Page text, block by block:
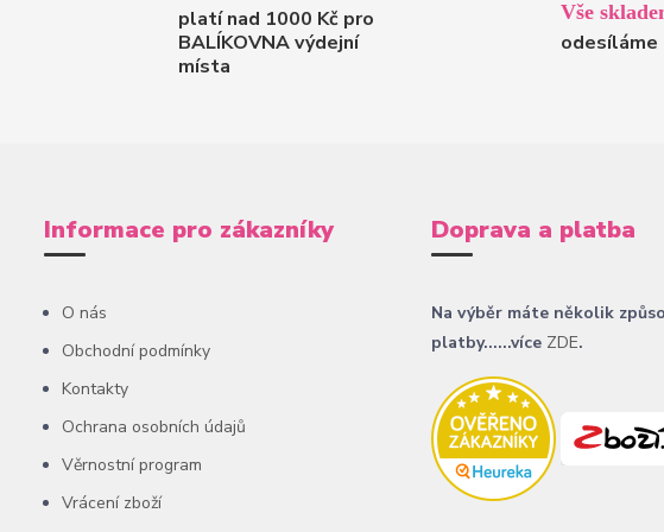
platí nad 1000 Kč pro
BALÍKOVNA výdejní
místa
Vše
odesíláme
Informace pro zákazníky
O nás
Obchodní podmínky
Kontakty
Ochrana osobních údajů
Věrnostní program
Vrácení zboží
Doprava a platba
Na výběr máte několik
platby......více ZDE.